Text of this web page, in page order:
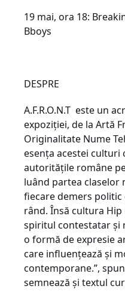
19 mai, ora 18:
Bboys
DESPRE
A.F.R.O.N.T este un
expoziției, de la Artă
Originalitate Nume
esenţa acestei culturi
autoritățile române
luând partea claselor
fiecare demers
rând. Însă cultura
spiritul contestatar și
o formă de expresie
care influențează și
contemporane.”,
semnează și textul